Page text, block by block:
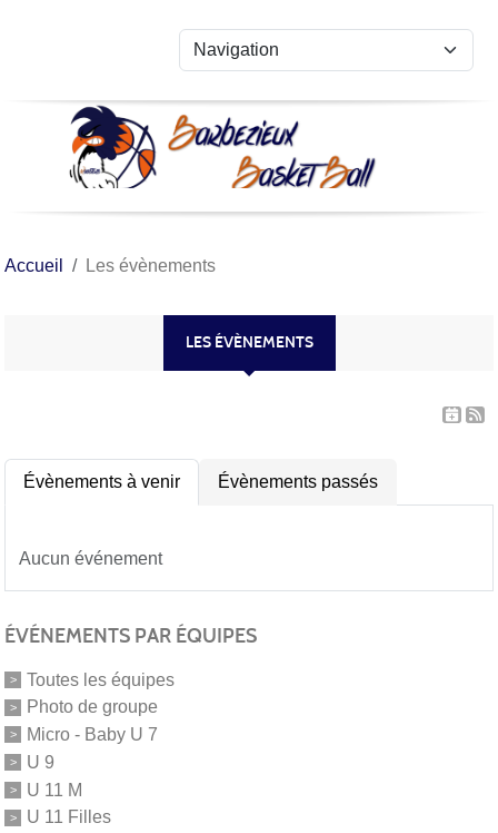
Accueil Les évènements
LES ÉVÈNEMENTS
Évènements à venir Évènements passés
Aucun événement
ÉVÉNEMENTS PAR ÉQUIPES
Toutes les équipes
Photo de groupe
Micro - Baby U 7
U 9
U 11 M
U 11 Filles